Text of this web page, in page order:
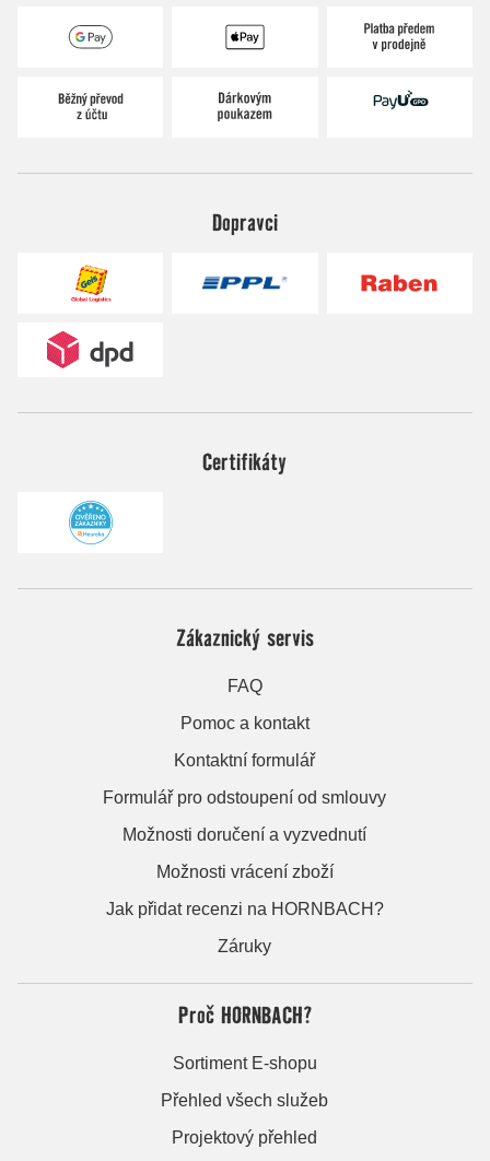
Dopravci
Certifikáty
Zákaznický servis
FAQ
Pomoc a kontakt
Kontaktní formulář
Formulář pro odstoupení od smlouvy
Možnosti doručení a vyzvednutí
Možnosti vrácení zboží
Jak přidat recenzi na HORNBACH?
Záruky
Proč HORNBACH?
Sortiment E-shopu
Přehled všech služeb
Projektový přehled